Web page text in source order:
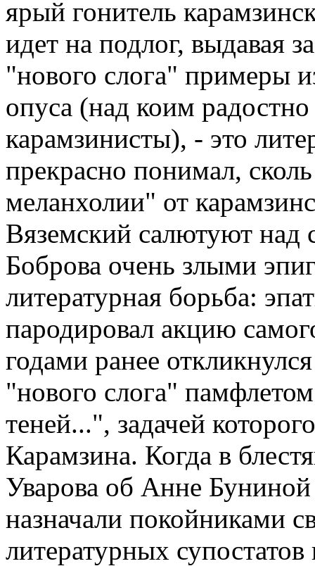
ярый гонитель
идет на подлог, выдавая
"нового слога" примеры
опуса (над коим
карамзинисты), - это
прекрасно понимал,
меланхолии" от
Вяземский салютуют над
Боброва очень злыми
литературная борьба:
пародировал акцию
годами ранее
"нового слога"
теней...", задачей
Карамзина. Когда в
Уварова об Анне
назначали покойниками
литературных